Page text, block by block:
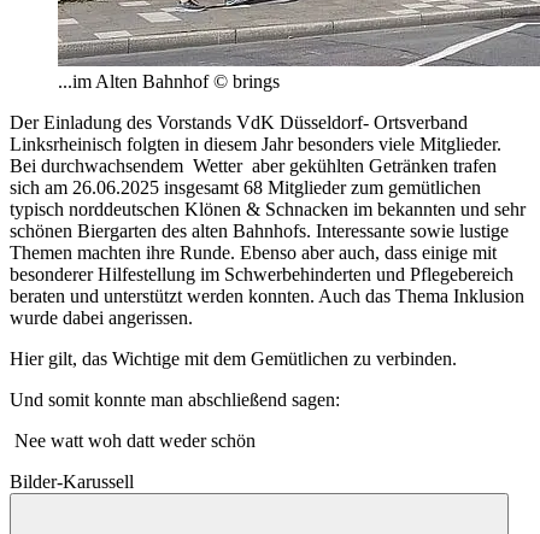
...im Alten Bahnhof © brings
Der Einladung des Vorstands VdK Düsseldorf- Ortsverband
Linksrheinisch folgten in diesem Jahr besonders viele Mitglieder.
Bei durchwachsendem Wetter aber gekühlten Getränken trafen
sich am 26.06.2025 insgesamt 68 Mitglieder zum gemütlichen
typisch norddeutschen Klönen & Schnacken im bekannten und sehr
schönen Biergarten des alten Bahnhofs. Interessante sowie lustige
Themen machten ihre Runde. Ebenso aber auch, dass einige mit
besonderer Hilfestellung im Schwerbehinderten und Pflegebereich
beraten und unterstützt werden konnten. Auch das Thema Inklusion
wurde dabei angerissen.
Hier gilt, das Wichtige mit dem Gemütlichen zu verbinden.
Und somit konnte man abschließend sagen:
Nee watt woh datt weder schön
Bilder-Karussell